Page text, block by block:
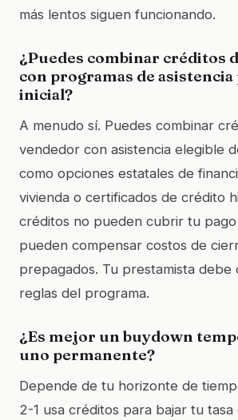
más lentos siguen funcionando.
¿Puedes combinar créditos
con programas de asistencia
inicial?
A menudo sí. Puedes combinar
vendedor con asistencia elegible
como opciones estatales de
vivienda o certificados de crédito
créditos no pueden cubrir tu
pueden compensar costos de
prepagados. Tu prestamista debe
reglas del programa.
¿Es mejor un buydown
uno permanente?
Depende de tu horizonte de
2-1 usa créditos para bajar tu